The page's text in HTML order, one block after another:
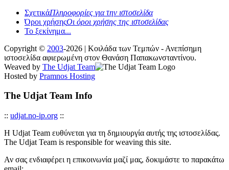
ΣχετικάΠληροφορίες για την ιστοσελίδα
Όροι χρήσηςΟι όροι χρήσης της ιστοσελίδας
Το ξεκίνημα...
Copyright © 2003-2026 | Κοιλάδα των Τεμπών - Ανεπίσημη
ιστοσελίδα αφιερωμένη στον Θανάση Παπακωνσταντίνου.
Weaved by The Udjat Team
Hosted by Pramnos Hosting
The Udjat Team Info
:: udjat.no-ip.org ::
Η Udjat Team ευθύνεται για τη δημιουργία αυτής της ιστοσελίδας.
The Udjat Team is responsible for weaving this site.
Αν σας ενδιαφέρει η επικοινωνία μαζί μας, δοκιμάστε το παρακάτω